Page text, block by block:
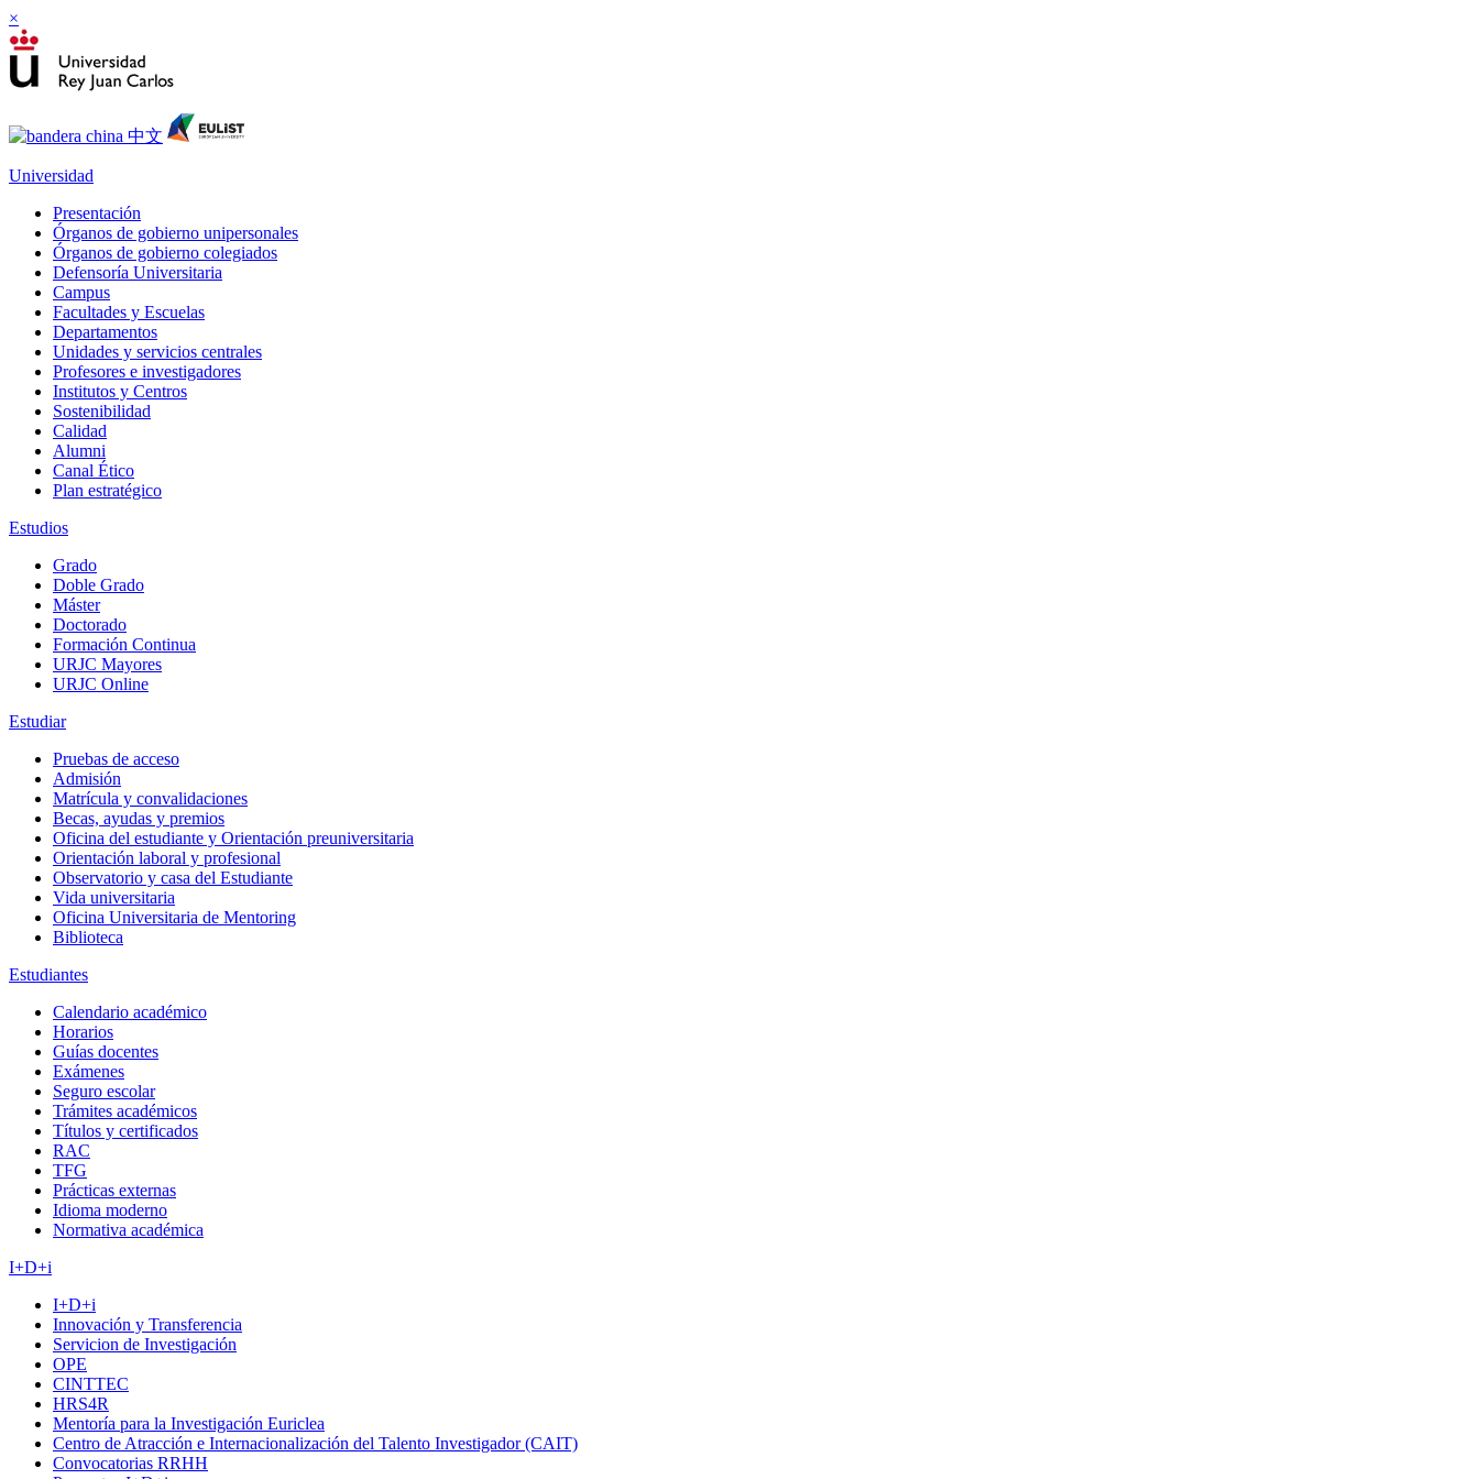
×
Universidad
Presentación
Órganos de gobierno unipersonales
Órganos de gobierno colegiados
Defensoría Universitaria
Campus
Facultades y Escuelas
Departamentos
Unidades y servicios centrales
Profesores e investigadores
Institutos y Centros
Sostenibilidad
Calidad
Alumni
Canal Ético
Plan estratégico
Estudios
Grado
Doble Grado
Máster
Doctorado
Formación Continua
URJC Mayores
URJC Online
Estudiar
Pruebas de acceso
Admisión
Matrícula y convalidaciones
Becas, ayudas y premios
Oficina del estudiante y Orientación preuniversitaria
Orientación laboral y profesional
Observatorio y casa del Estudiante
Vida universitaria
Oficina Universitaria de Mentoring
Biblioteca
Estudiantes
Calendario académico
Horarios
Guías docentes
Exámenes
Seguro escolar
Trámites académicos
Títulos y certificados
RAC
TFG
Prácticas externas
Idioma moderno
Normativa académica
I+D+i
I+D+i
Innovación y Transferencia
Servicion de Investigación
OPE
CINTTEC
HRS4R
Mentoría para la Investigación Euriclea
Centro de Atracción e Internacionalización del Talento Investigador (CAIT)
Convocatorias RRHH